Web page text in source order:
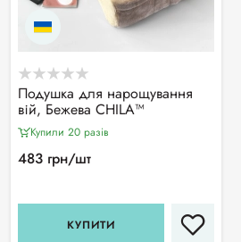
Подушка для нарощування
вій, Бежева CHILA™
Купили 20 разiв
483 грн/шт
КУПИТИ